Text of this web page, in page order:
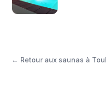
← Retour aux saunas à